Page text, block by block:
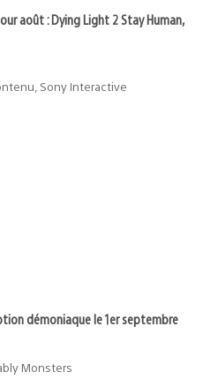
août : Dying Light 2 Stay Human,
Sony Interactive
démoniaque le 1er septembre
Monsters